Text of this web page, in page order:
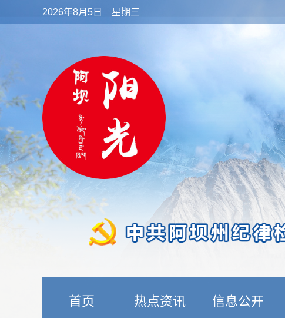
2026年8月5日 星期三
首页 热点资讯 信息公开